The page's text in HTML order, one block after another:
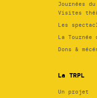
Journées
Visites
Les
La
Dons &
La TRPL
Un projet